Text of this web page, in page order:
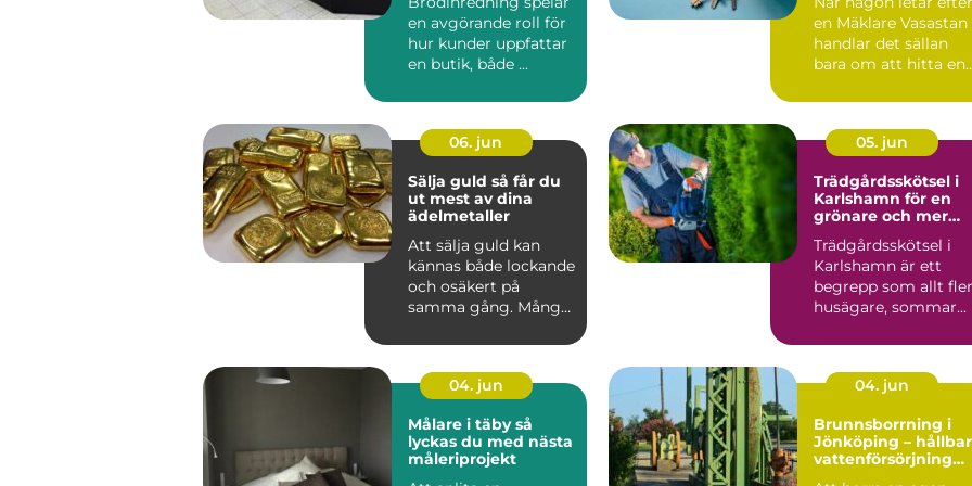
en avgörande roll för
hur kunder uppfattar
en butik, både ...
bostadsaffär
en Mäklare Vasastan
handlar det sällan
bara om att hitta en
06. jun
Sälja guld så får du
ut mest av dina
ädelmetaller
Att sälja guld kan
kännas både lockande
och osäkert på
samma gång. Många
eller tac...
05. jun
Trädgårdsskötsel i
Karlshamn för en
grönare och mer
Trädgårdsskötsel i
Karlshamn är ett
begrepp som allt fler
husägare, sommar...
04. jun
Målare i täby så
lyckas du med nästa
måleriprojekt
04. jun
Brunnsborrning i
Jönköping – hållbar
vattenförsörjning